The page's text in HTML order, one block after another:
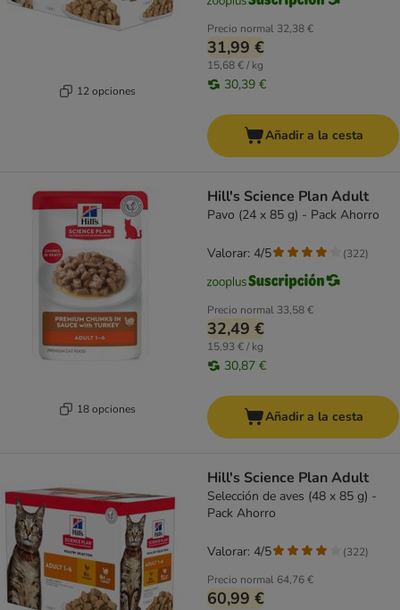
12 opciones
Precio normal 32,38 €
31,99 €
15,68 € / kg
30,39 €
Añadir a la cesta
18 opciones
Hill's Science Plan Adult
Pavo (24 x 85 g) - Pack Ahorro
Precio normal 33,58 €
32,49 €
15,93 € / kg
30,87 €
Valorar: 4/5 (322)
Añadir a la cesta
Hill's Science Plan Adult
Selección de aves (48 x 85 g) -
Pack Ahorro
Precio normal 64,76 €
60,99 €
Valorar: 4/5 (322)